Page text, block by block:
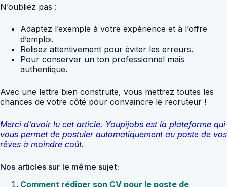
N’oubliez pas :
Adaptez l’exemple à votre expérience et à l’offre
d’emploi.
Relisez attentivement pour éviter les erreurs.
Pour conserver un ton professionnel mais
authentique.
Avec une lettre bien construite, vous mettrez toutes les
chances de votre côté pour convaincre le recruteur !
Merci d’avoir lu cet article. Youpijobs est la plateforme qui
vous permet de postuler automatiquement au poste de vos
rêves à moindre coût.
Nos articles sur le même sujet:
Comment rédiger son CV pour le poste de